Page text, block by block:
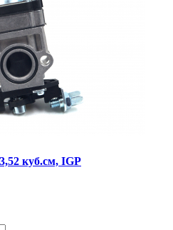
куб.см, IGP